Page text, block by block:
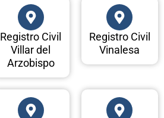
Registro Civil
Villar del
Arzobispo
Registro Civil
Vinalesa